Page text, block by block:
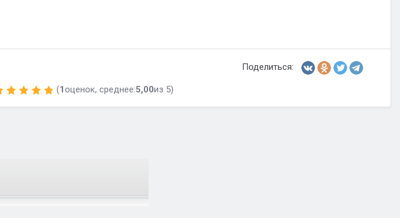
Поделиться:
(1оценок, среднее:5,00из 5)